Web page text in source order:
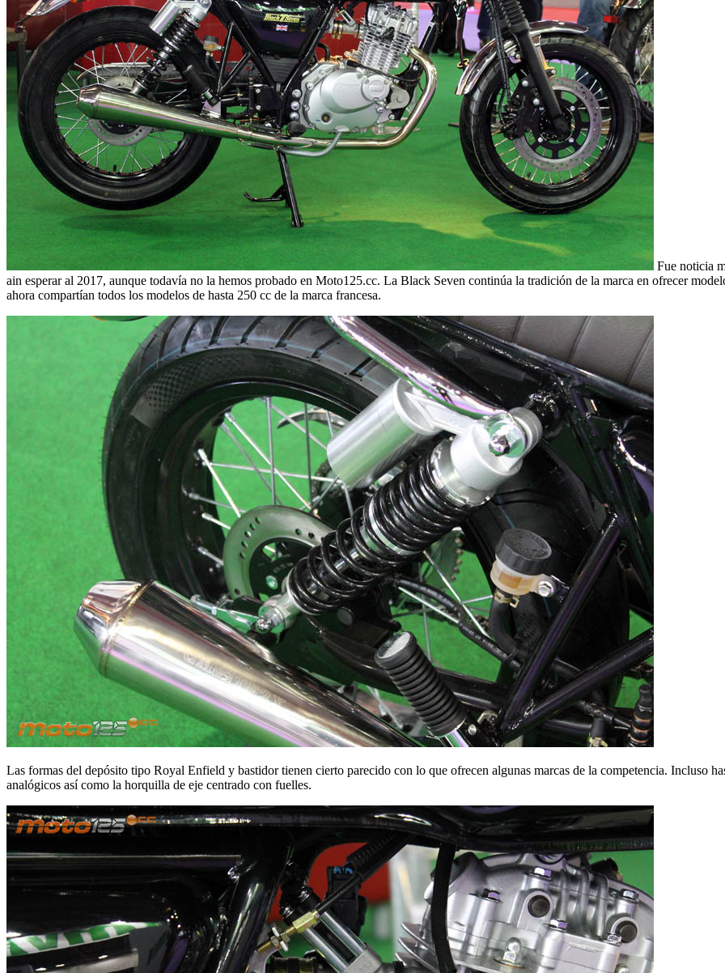
Fue noticia
ain esperar al 2017, aunque todavía no la hemos probado en Moto125.cc. La Black Seven continúa la tradición de la marca en ofrecer
ahora compartían todos los modelos de hasta 250 cc de la marca francesa.
Las formas del depósito tipo Royal Enfield y bastidor tienen cierto parecido con lo que ofrecen algunas marcas de la competencia. Incluso
analógicos así como la horquilla de eje centrado con fuelles.